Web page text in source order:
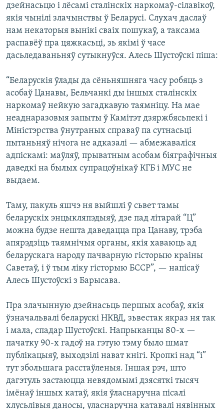
дзейнасьцю і лёсамі сталінскіх наркомаў-сілавікоў,
якія чынілі злачынствы ў Беларусі. Слухач даслаў
нам некаторыя вынікі сваіх пошукаў, а таксама
распавёў пра цяжкасьці, зь якімі ў часе
дасьледаваньняў сутыкнуўся. Алесь Шустоўскі піша:
“Беларускія ўлады да сёньняшняга часу робяць з
асобаў Цанавы, Бельчанкі ды іншых сталінскіх
наркомаў нейкую загадкавую таямніцу. На мае
неаднаразовыя запыты ў Камітэт дзяржбясьпекі і
Міністэрства ўнутраных справаў па сутнасьці
пытаньняў нічога не адказалі — абмежаваліся
адпіскамі: маўляў, прыватным асобам біяграфічныя
даведкі на былых супрацоўнікаў КГБ і МУС не
выдаем.
Таму, пакуль яшчэ ня выйшлі ў сьвет тамы
беларускіх энцыкляпэдыяў, дзе пад літарай “Ц”
можна будзе нешта даведацца пра Цанаву, трэба
апярэдзіць таямнічыя органы, якія хаваюць ад
беларускага народу пачварную гісторыю краіны
Саветаў, і ў тым ліку гісторыю БССР”, — напісаў
Алесь Шустоўскі з Барысава.
Пра злачынную дзейнасьць першых асобаў, якія
ўзначальвалі беларускі НКВД, зьвестак якраз ня так
і мала, спадар Шустоўскі. Напрыканцы 80-х —
пачатку 90-х гадоў на гэтую тэму было шмат
публікацыяў, выходзілі нават кнігі. Кропкі над “і”
тут збольшага расстаўленыя. Іншая рэч, што
дагэтуль застаюцца невядомымі дзясяткі тысяч
імёнаў іншых катаў, якія ўласнаручна пісалі
хлусьлівыя даносы, уласнаручна катавалі нявінных